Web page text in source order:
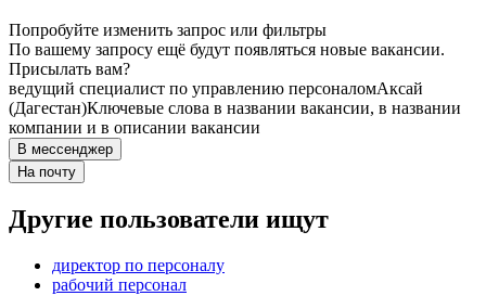
Попробуйте изменить запрос или фильтры
По вашему запросу ещё будут появляться новые вакансии.
Присылать вам?
ведущий специалист по управлению персоналомАксай
(Дагестан)Ключевые слова в названии вакансии, в названии
компании и в описании вакансии
В мессенджер
На почту
Другие пользователи ищут
директор по персоналу
рабочий персонал